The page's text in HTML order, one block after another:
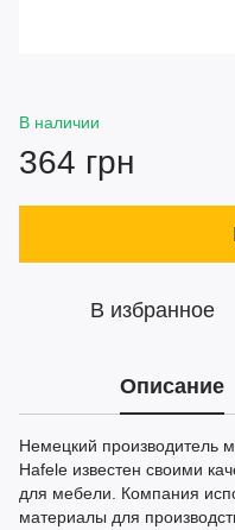
В наличии
364 грн
В избранное
Описание
Немецкий производитель
Hafele известен своими
для мебели. Компания
материалы для